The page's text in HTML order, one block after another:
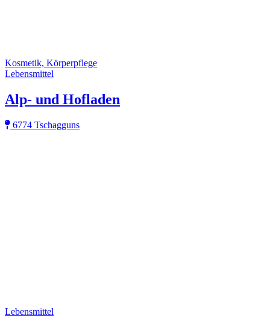
Kosmetik, Körperpflege
Lebensmittel
Alp- und Hofladen
6774 Tschagguns
Lebensmittel